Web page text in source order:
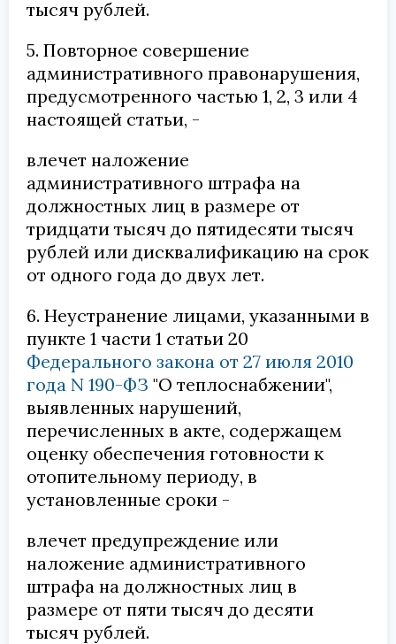
тысяч рублей.
5. Повторное совершение
административного правонарушения,
предусмотренного частью 1, 2, 3 или 4
настоящей статьи, -
влечет наложение
административного штрафа на
должностных лиц в размере от
тридцати тысяч до пятидесяти тысяч
рублей или дисквалификацию на срок
от одного года до двух лет.
6. Неустранение лицами, указанными в
пункте 1 части 1 статьи 20
Федерального закона от 27 июля 2010
года N 190-ФЗ "О теплоснабжении",
выявленных нарушений,
перечисленных в акте, содержащем
оценку обеспечения готовности к
отопительному периоду, в
установленные сроки -
влечет предупреждение или
наложение административного
штрафа на должностных лиц в
размере от пяти тысяч до десяти
тысяч рублей.